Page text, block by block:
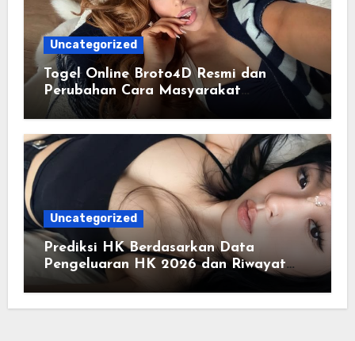
Uncategorized
Togel Online Broto4D Resmi dan
Perubahan Cara Masyarakat
Mengakses Informasi Berbasis Data
Uncategorized
Prediksi HK Berdasarkan Data
Pengeluaran HK 2026 dan Riwayat
HK Pools